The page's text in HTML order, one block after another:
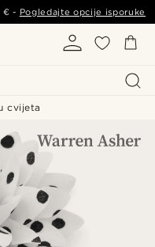
€ - Pogledajte opcije isporuke
cvijeta